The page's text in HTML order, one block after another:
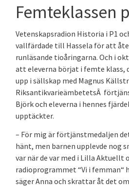
Femteklassen
Vetenskapsradion Historia i P1
vallfärdade till Hassela för att
runläsande tioåringarna. Och i
att eleverna börjat i femte klass,
upp i sällskap med Magnus
RiksantikvarieämbetetsÂ
Björk och eleverna i hennes
upptäckter.
– För mig är förtjänstmedaljen
hänt, men barnen upplevde nog
var när de var med i Lilla Aktuellt
radioprogrammet “Vi i femman“
säger Anna och skrattar åt det